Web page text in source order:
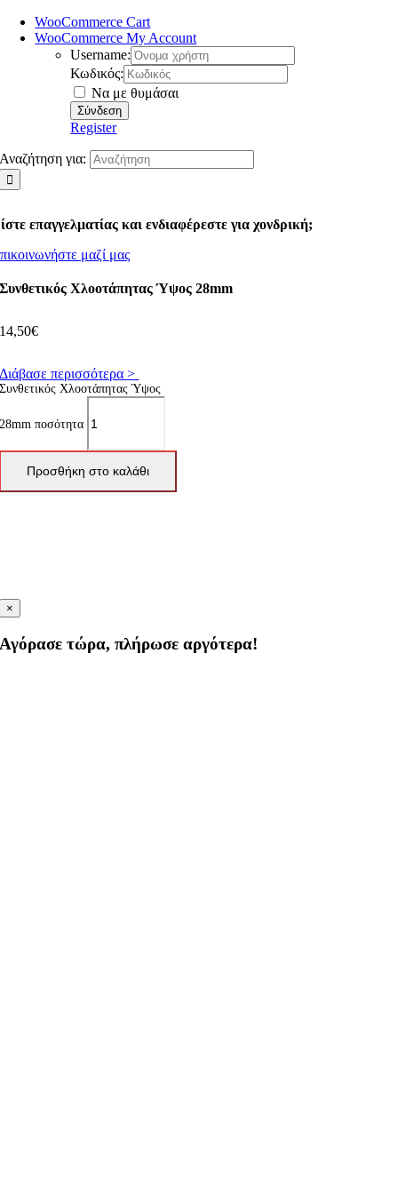
WooCommerce Cart
WooCommerce My Account
Username:
Κωδικός:
Να με θυμάσαι
Register
Αναζήτηση για:
επαγγελματίας και ενδιαφέρεστε για χονδρική;
μαζί μας
Συνθετικός Χλοοτάπητας Ύψος 28mm
14,50€
Διάβασε περισσότερα >
Συνθετικός Χλοοτάπητας Ύψος
28mm ποσότητα
Προσθήκη στο καλάθι
×
Αγόρασε τώρα, πλήρωσε αργότερα!